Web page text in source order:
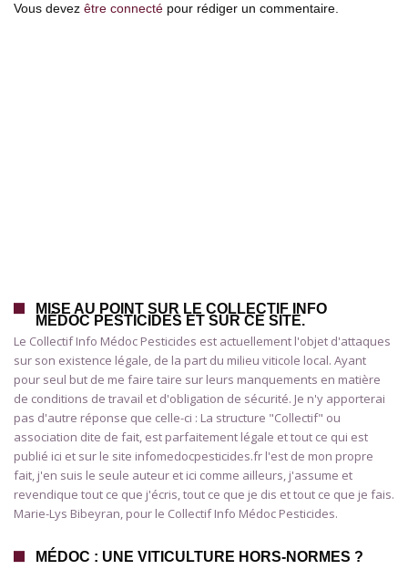
Vous devez être connecté pour rédiger un commentaire.
MISE AU POINT SUR LE COLLECTIF INFO
MÉDOC PESTICIDES ET SUR CE SITE.
Le Collectif Info Médoc Pesticides est actuellement l'objet d'attaques
sur son existence légale, de la part du milieu viticole local. Ayant
pour seul but de me faire taire sur leurs manquements en matière
de conditions de travail et d'obligation de sécurité. Je n'y apporterai
pas d'autre réponse que celle-ci : La structure "Collectif" ou
association dite de fait, est parfaitement légale et tout ce qui est
publié ici et sur le site infomedocpesticides.fr l'est de mon propre
fait, j'en suis le seule auteur et ici comme ailleurs, j'assume et
revendique tout ce que j'écris, tout ce que je dis et tout ce que je fais.
Marie-Lys Bibeyran, pour le Collectif Info Médoc Pesticides.
MÉDOC : UNE VITICULTURE HORS-NORMES ?